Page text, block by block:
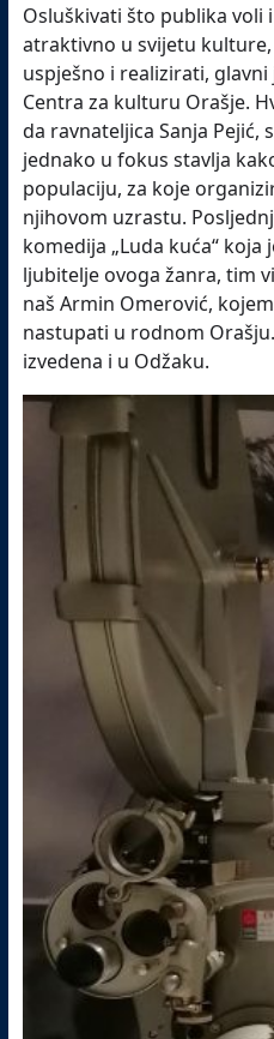
Osluškivati što publika voli
atraktivno u svijetu
uspješno i realizirati,
Centra za kulturu Orašje.
da ravnateljica Sanja Pejić,
jednako u fokus stavlja
populaciju, za koje
njihovom uzrastu.
komedija „Luda kuća“
ljubitelje ovoga žanra, tim
naš Armin Omerović,
nastupati u rodnom
izvedena i u Odžaku.